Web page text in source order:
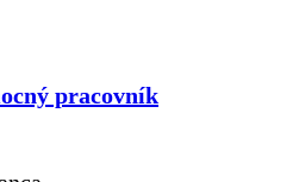
pracovník